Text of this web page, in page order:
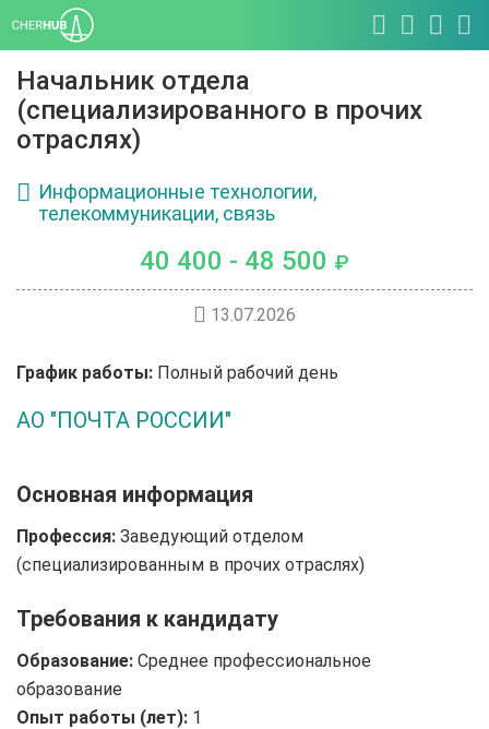
Начальник отдела
(специализированного в прочих
отраслях)
Информационные технологии,
телекоммуникации, связь
40 400 - 48 500 ₽
13.07.2026
График работы: Полный рабочий день
АО "ПОЧТА РОССИИ"
Основная информация
Профессия: Заведующий отделом
(специализированным в прочих отраслях)
Требования к кандидату
Образование: Среднее профессиональное
образование
Опыт работы (лет): 1